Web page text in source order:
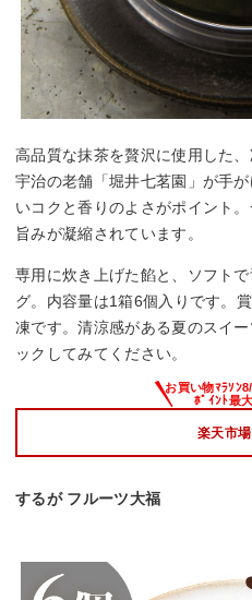
高品質な抹茶を贅沢に使用した
宇治の老舗「堀井七茗園」が手
いコクと香りのよさがポイント
旨みが凝縮されています。
専用に炊き上げた餡と、ソフト
グ。内容量は1箱6個入りです。
凍です。清涼感がある夏のスイ
ックしてみてください。
楽天市
するが フルーツ大福